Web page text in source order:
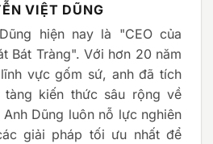
VIỆT DŨNG
hiện nay là "CEO của
Bát Tràng". Với hơn 20 năm
vực gốm sứ, anh đã tích
kiến thức sâu rộng về
Dũng luôn nỗ lực nghiên
giải pháp tối ưu nhất để